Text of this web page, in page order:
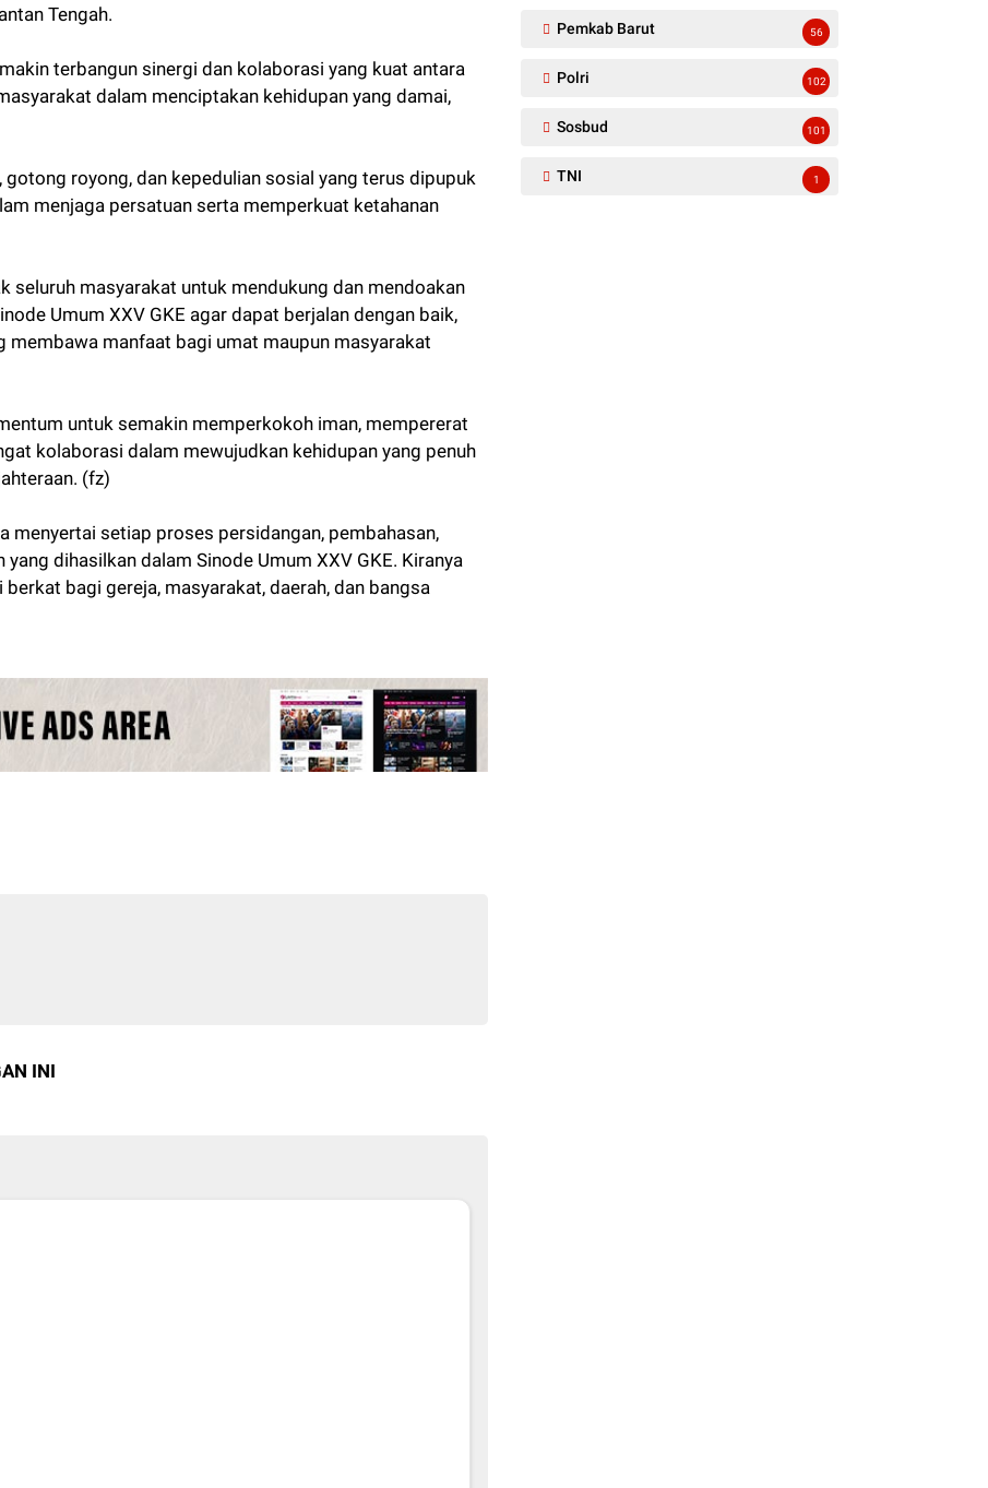
Tengah.
terbangun sinergi dan kolaborasi yang kuat antara
dalam menciptakan kehidupan yang damai,
royong, dan kepedulian sosial yang terus dipupuk
menjaga persatuan serta memperkuat ketahanan
seluruh masyarakat untuk mendukung dan mendoakan
Umum XXV GKE agar dapat berjalan dengan baik,
membawa manfaat bagi umat maupun masyarakat
untuk semakin memperkokoh iman, mempererat
kolaborasi dalam mewujudkan kehidupan yang penuh
(fz)
menyertai setiap proses persidangan, pembahasan,
dihasilkan dalam Sinode Umum XXV GKE. Kiranya
bagi gereja, masyarakat, daerah, dan bangsa
INI
Pemkab Barut 56
Polri 102
Sosbud 101
TNI 1